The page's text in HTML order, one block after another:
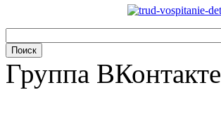
Группа ВКонтакте